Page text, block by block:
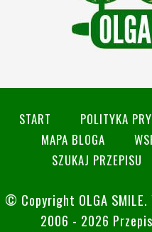
START POLITYKA
MAPA BLOGA
SZUKAJ PRZEPISU
© Copyright OLGA SMILE.
2006 - 2026